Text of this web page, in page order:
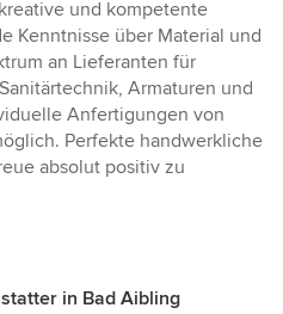
und kompetente
Kenntnisse über Material und
an Lieferanten für
Armaturen und
Anfertigungen von
Perfekte handwerkliche
absolut positiv zu
in Bad Aibling